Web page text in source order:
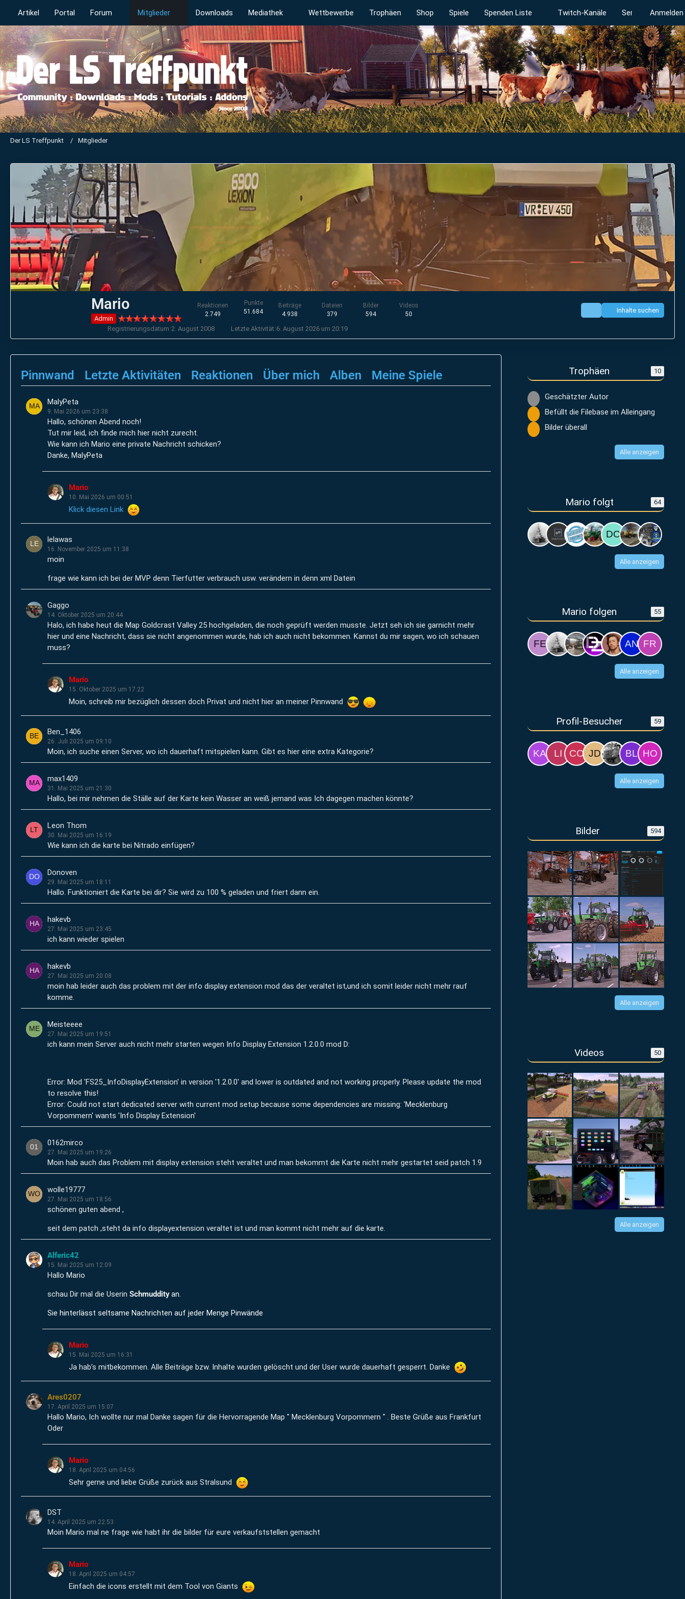
Artikel Portal Forum Mitglieder Downloads Mediathek Wettbewerbe Trophäen Shop Spiele Spenden Liste Twitch-Kanäle ServerstatusAnmelden
Der LS Treffpunkt Mitglieder
Mario
Admin
Reaktionen
2.749
Punkte
51.684
Beiträge
4.938
Dateien
379
Bilder
594
Videos
50
Inhalte suchen
Registrierungsdatum 2. August 2008 Letzte Aktivität 6. August 2026 um 20:19
Pinnwand Letzte Aktivitäten Reaktionen Über mich Alben Meine Spiele
MalyPeta
9. Mai 2026 um 23:38
Hallo, schönen Abend noch!
Tut mir leid, ich finde mich hier nicht zurecht.
Wie kann ich Mario eine private Nachricht schicken?
Danke, MalyPeta
Mario
10. Mai 2026 um 00:51
Klick diesen Link
lelawas
16. November 2025 um 11:38
moin
frage wie kann ich bei der MVP denn Tierfutter verbrauch usw. verändern in denn xml Datein
Gaggo
14. Oktober 2025 um 20:44
Halo, ich habe heut die Map Goldcrast Valley 25 hochgeladen, die noch geprüft werden musste. Jetzt seh ich sie garnicht mehr
hier und eine Nachricht, dass sie nicht angenommen wurde, hab ich auch nicht bekommen. Kannst du mir sagen, wo ich schauen
muss?
Mario
15. Oktober 2025 um 17:22
Moin, schreib mir bezüglich dessen doch Privat und nicht hier an meiner Pinnwand
Ben_1406
26. Juli 2025 um 09:10
Moin, ich suche einen Server, wo ich dauerhaft mitspielen kann. Gibt es hier eine extra Kategorie?
max1409
31. Mai 2025 um 21:30
Hallo, bei mir nehmen die Ställe auf der Karte kein Wasser an weiß jemand was Ich dagegen machen könnte?
Leon Thom
30. Mai 2025 um 16:19
Wie kann ich die karte bei Nitrado einfügen?
Donoven
29. Mai 2025 um 18:11
Hallo. Funktioniert die Karte bei dir? Sie wird zu 100 % geladen und friert dann ein.
hakevb
27. Mai 2025 um 23:45
ich kann wieder spielen
hakevb
27. Mai 2025 um 20:08
moin hab leider auch das problem mit der info display extension mod das der veraltet ist,und ich somit leider nicht mehr rauf
komme.
Meisteeee
27. Mai 2025 um 19:51
ich kann mein Server auch nicht mehr starten wegen Info Display Extension 1.2.0.0 mod D:
Error: Mod 'FS25_InfoDisplayExtension' in version '1.2.0.0' and lower is outdated and not working properly. Please update the mod
to resolve this!
Error: Could not start dedicated server with current mod setup because some dependencies are missing: 'Mecklenburg
Vorpommern' wants 'Info Display Extension'
0162mirco
27. Mai 2025 um 19:26
Moin hab auch das Problem mit display extension steht veraltet und man bekommt die Karte nicht mehr gestartet seid patch 1.9
wolle19777
27. Mai 2025 um 18:56
schönen guten abend ,
seit dem patch ,steht da info displayextension veraltet ist und man kommt nicht mehr auf die karte.
Alferic42
15. Mai 2025 um 12:09
Hallo Mario
schau Dir mal die Userin Schmuddityan.
Sie hinterlässt seltsame Nachrichten auf jeder Menge Pinwände
Mario
15. Mai 2025 um 16:31
Ja hab’s mitbekommen. Alle Beiträge bzw. Inhalte wurden gelöscht und der User wurde dauerhaft gesperrt. Danke
Ares0207
17. April 2025 um 15:07
Hallo Mario, Ich wollte nur mal Danke sagen für die Hervorragende Map " Mecklenburg Vorpommern " . Beste Grüße aus Frankfurt
Oder
Mario
18. April 2025 um 04:56
Sehr gerne und liebe Grüße zurück aus Stralsund
DST
14. April 2025 um 22:53
Moin Mario mal ne frage wie habt ihr die bilder für eure verkaufststellen gemacht
Mario
18. April 2025 um 04:57
Einfach die icons erstellt mit dem Tool von Giants
Trophäen 10
Geschätzter Autor
Befüllt die Filebase im Alleingang
Bilder überall
Alle anzeigen
Mario folgt 64
Alle anzeigen
Mario folgen 55
Alle anzeigen
Profil-Besucher 59
Alle anzeigen
Bilder 594
Alle anzeigen
Videos 50
Alle anzeigen